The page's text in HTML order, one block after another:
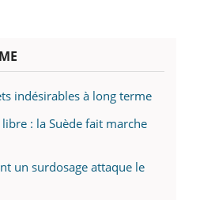
indésirables à long terme
: la Suède fait marche
un surdosage attaque le